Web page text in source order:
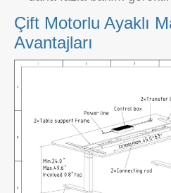
Çift Motorlu Ayaklı
Avantajları